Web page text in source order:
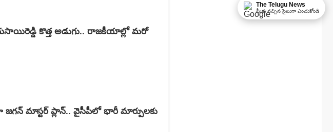
కొత్త అడుగు.. రాజకీయాల్లో మరో
జగన్ మాస్టర్ ప్లాన్.. వైసీపీలో భారీ మార్పులకు
The Telugu News
మీకు నచ్చిన సైటుగా ఎంచుకోండి